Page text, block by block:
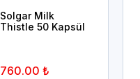
Solgar Milk
Thistle 50 Kapsül
760.00 ₺